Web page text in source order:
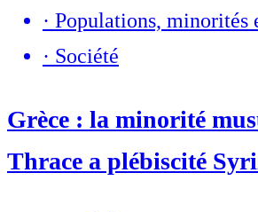
· Populations, minorités
· Société
Grèce : la minorité
Thrace a plébiscité